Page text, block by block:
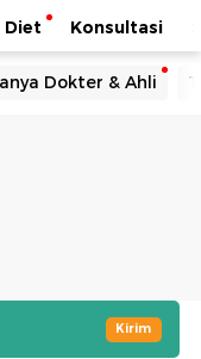
Diet Konsultasi
Dokter & Ahli
Kirim